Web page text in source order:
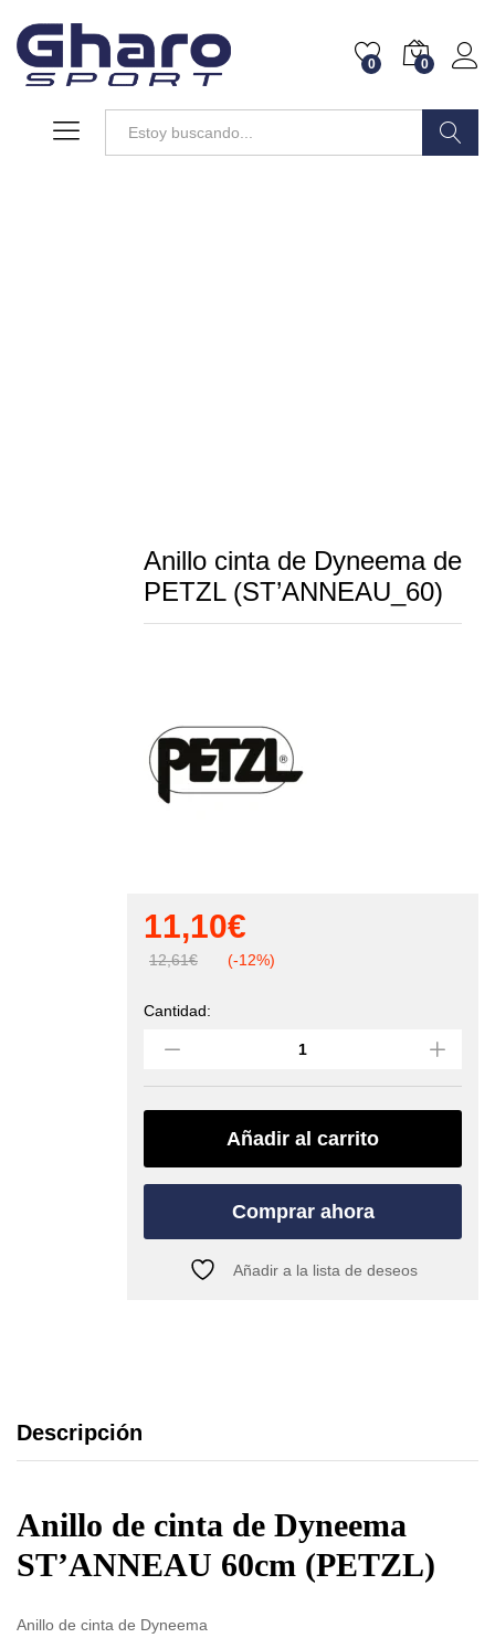
0 0
Anillo cinta de Dyneema de
PETZL (ST’ANNEAU_60)
11,10€
12,61€ (-12%)
Anillo
Dyneema
de
quantity
Cantidad:
Añadir al carrito
Comprar ahora
Añadir a la lista de deseos
Descripción
Anillo de cinta de Dyneema
ST’ANNEAU 60cm (PETZL)
Anillo de cinta de Dyneema